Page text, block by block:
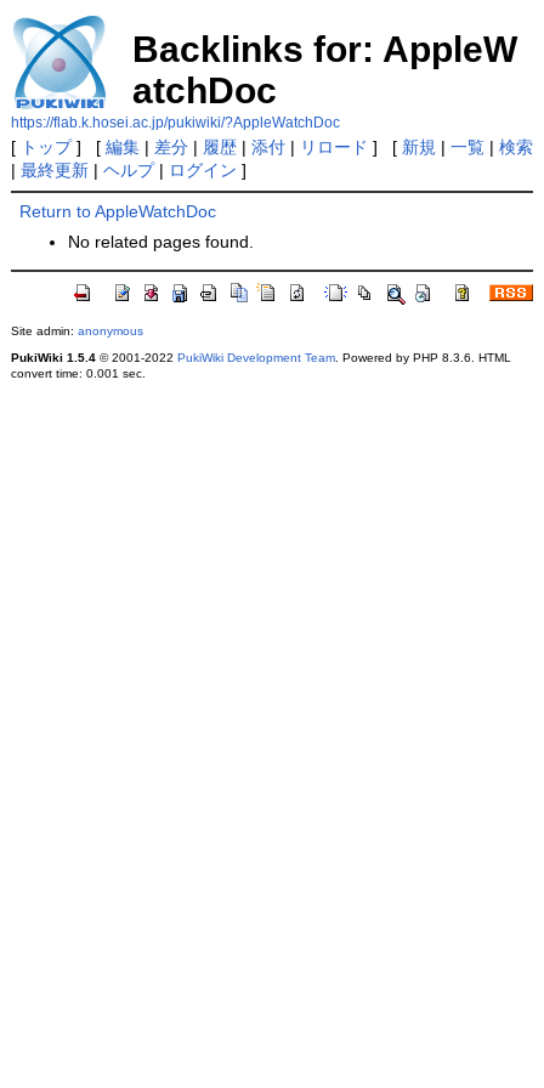
Backlinks for: AppleW
atchDoc
https://flab.k.hosei.ac.jp/pukiwiki/?AppleWatchDoc
[ トップ] [ 編集| 差分| 履歴| 添付| リロード ] [ 新規 | 一覧| 検索
| 最終更新| ヘルプ| ログイン ]
Return to AppleWatchDoc
No related pages found.
Site admin: anonymous
PukiWiki 1.5.4© 2001-2022 PukiWiki Development Team. Powered by PHP 8.3.6. HTML
convert time: 0.001 sec.